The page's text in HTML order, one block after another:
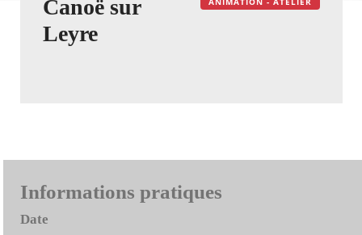
Canoë sur
Leyre
Informations pratiques
Date